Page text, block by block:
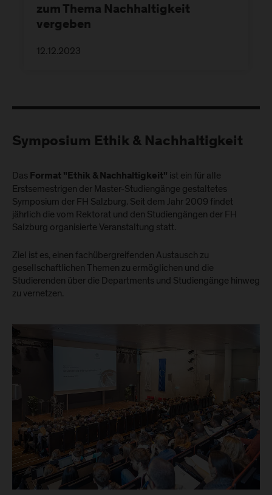
zum Thema Nachhaltigkeit
vergeben
12.12.2023
Symposium Ethik & Nachhaltigkeit
Das Format "Ethik & Nachhaltigkeit" ist ein für alle
Erstsemestrigen der Master-Studiengänge gestaltetes
Symposium der FH Salzburg. Seit dem Jahr 2009 findet
jährlich die vom Rektorat und den Studiengängen der FH
Salzburg organisierte Veranstaltung statt.
Ziel ist es, einen fachübergreifenden Austausch zu
gesellschaftlichen Themen zu ermöglichen und die
Studierenden über die Departments und Studiengänge hinweg
zu vernetzen.